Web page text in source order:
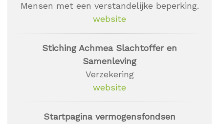
Mensen met een verstandelijke beperking.
website
Stiching Achmea Slachtoffer en
Samenleving
Verzekering
website
Startpagina vermogensfondsen